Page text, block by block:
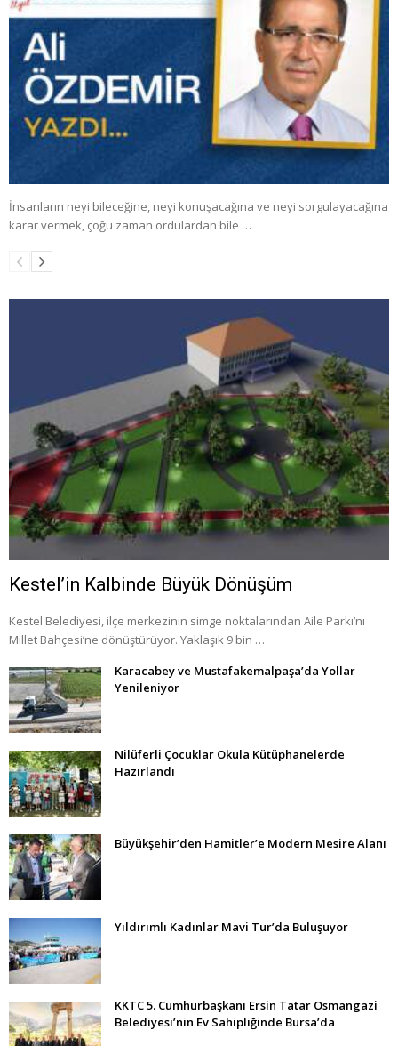
İnsanların neyi bileceğine, neyi konuşacağına ve neyi sorgulayacağına
karar vermek, çoğu zaman ordulardan bile …
Kestel’in Kalbinde Büyük Dönüşüm
Kestel Belediyesi, ilçe merkezinin simge noktalarından Aile Parkı’nı
Millet Bahçesi’ne dönüştürüyor. Yaklaşık 9 bin …
Karacabey ve Mustafakemalpaşa’da Yollar
Yenileniyor
Nilüferli Çocuklar Okula Kütüphanelerde
Hazırlandı
Büyükşehir’den Hamitler’e Modern Mesire Alanı
Yıldırımlı Kadınlar Mavi Tur’da Buluşuyor
KKTC 5. Cumhurbaşkanı Ersin Tatar Osmangazi
Belediyesi’nin Ev Sahipliğinde Bursa’da